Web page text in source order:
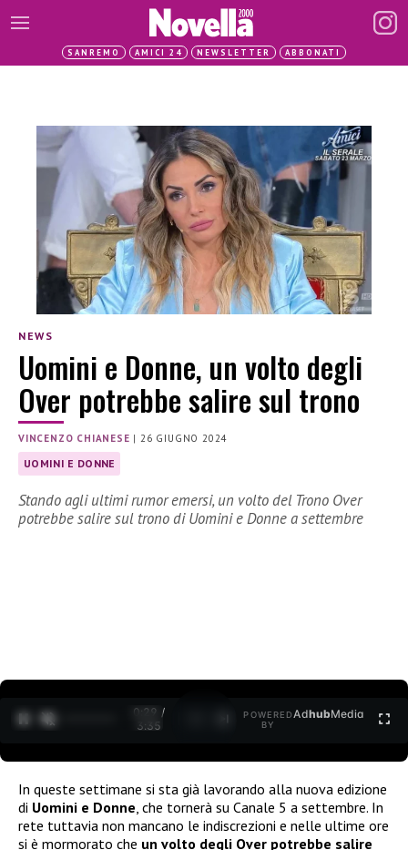
SANREMO AMICI 24 NEWSLETTER ABBONATI
NEWS
Uomini e Donne, un volto degli
Over potrebbe salire sul trono
VINCENZO CHIANESE |26 GIUGNO 2024
UOMINI E DONNE
Stando agli ultimi rumor emersi, un volto del Trono Over
potrebbe salire sul trono di Uomini e Donne a settembre
0:30 /
3:35
POWERED
BY
AdhubMedia
In queste settimane si sta già lavorando alla nuova edizione
di Uomini e Donne , che tornerà su Canale 5 a settembre. In
rete tuttavia non mancano le indiscrezioni e nelle ultime ore
si è mormorato che un volto degli Over potrebbe salire